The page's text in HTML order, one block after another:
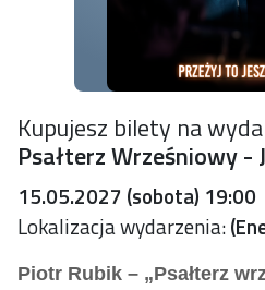
Kupujesz bilety na
Psałterz Wrześniowy -
15.05.2027 (sobota) 19:00
Lokalizacja wydarzenia:
Piotr Rubik – „Psałterz